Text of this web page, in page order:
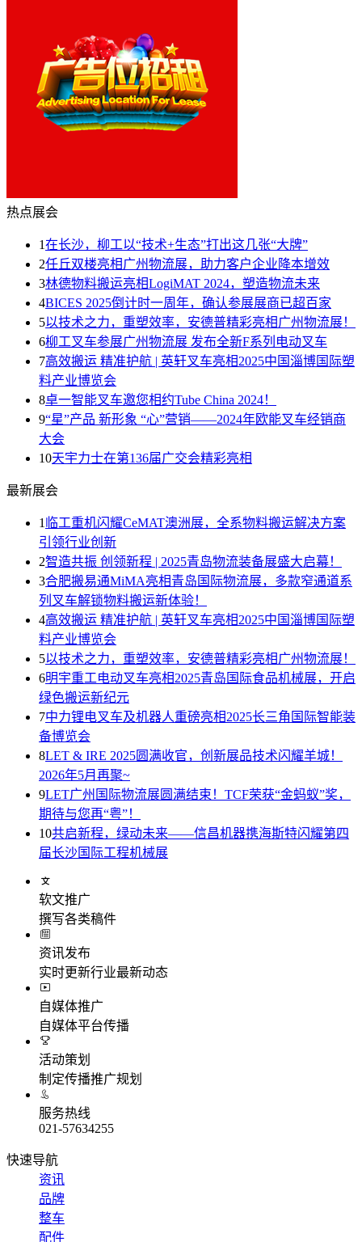
热点展会
1在长沙，柳工以“技术+生态”打出这几张“大牌”
2任丘双楼亮相广州物流展，助力客户企业降本增效
3林德物料搬运亮相LogiMAT 2024，塑造物流未来
4BICES 2025倒计时一周年，确认参展展商已超百家
5以技术之力，重塑效率，安德普精彩亮相广州物流展！
6柳工叉车参展广州物流展 发布全新F系列电动叉车
7高效搬运 精准护航 | 英轩叉车亮相2025中国淄博国际塑
料产业博览会
8卓一智能叉车邀您相约Tube China 2024！
9“星”产品 新形象 “心”营销——2024年欧能叉车经销商
大会
10天宇力士在第136届广交会精彩亮相
最新展会
1 临工重机闪耀CeMAT澳洲展，全系物料搬运解决方案
引领行业创新
2智造共振 创领新程 | 2025青岛物流装备展盛大启幕！
3合肥搬易通MiMA亮相青岛国际物流展，多款窄通道系
列叉车解锁物料搬运新体验！
4高效搬运 精准护航 | 英轩叉车亮相2025中国淄博国际塑
料产业博览会
5以技术之力，重塑效率，安德普精彩亮相广州物流展！
6明宇重工电动叉车亮相2025青岛国际食品机械展，开启
绿色搬运新纪元
7中力锂电叉车及机器人重磅亮相2025长三角国际智能装
备博览会
8LET & IRE 2025圆满收官，创新展品技术闪耀羊城！
2026年5月再聚~
9LET广州国际物流展圆满结束！TCF荣获“金蚂蚁”奖，
期待与您再“粤”！
10共启新程，绿动未来——信昌机器携海斯特闪耀第四
届长沙国际工程机械展
软文推广
撰写各类稿件
资讯发布
实时更新行业最新动态
自媒体推广
自媒体平台传播
活动策划
制定传播推广规划
服务热线
021-57634255
快速导航
资讯
品牌
整车
配件